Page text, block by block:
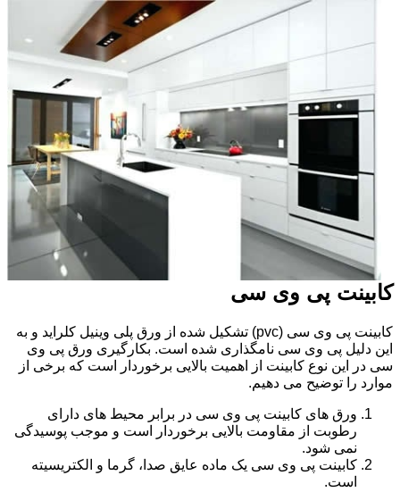
کابینت پی وی سی
کابینت پی وی سی (pvc) تشکیل شده از ورق پلی وینیل کلراید و به
این دلیل پی وی سی نامگذاری شده است. بکارگیری ورق پی وی
سی در این نوع کابینت از اهمیت بالایی برخوردار است که برخی از
موارد را توضیح می دهیم.
ورق های کابینت پی وی سی در برابر محیط های دارای
رطوبت از مقاومت بالایی برخوردار است و موجب پوسیدگی
نمی شود.
کابینت پی وی سی یک ماده عایق صدا، گرما و الکتریسیته
است.